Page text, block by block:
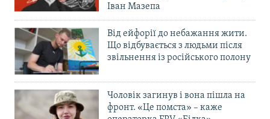
Іван Мазепа
Від ейфорії до небажання жити.
Що відбувається з людьми після
звільнення із російського полону
Чоловік загинув і вона пішла на
фронт. «Це помста» – каже